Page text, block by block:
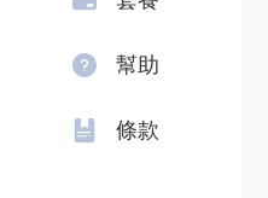
幫助
條款